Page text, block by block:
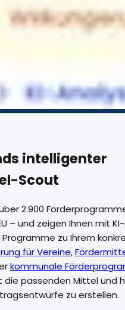
intelligenter
Scout
2.900
– und zeigen Ihnen mit
zu Ihrem
für Vereine,
kommunale
die passenden Mittel und
zu erstellen.